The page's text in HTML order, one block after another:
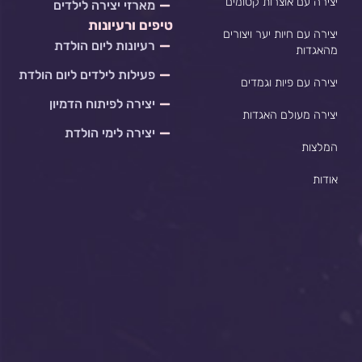
יצירה עם חיות יער ויצורים
מהאגדות
יצירה עם פיות וגמדים
יצירה מעולם האגדות
המלצות
אודות
מארזי יצירה לילדים
טיפים ורעיונות
רעיונות ליום הולדת
פעילות לילדים ליום הולדת
יצירה לפיתוח הדמיון
יצירה לימי הולדת